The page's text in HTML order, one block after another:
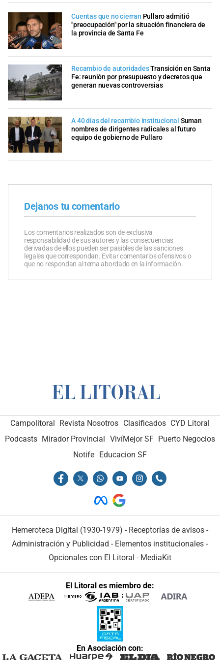
Cuentas que no cierran Pullaro admitió
"preocupación" por la situación financiera de
la provincia de Santa Fe
Recambio de autoridadesTransición en Santa
Fe: reunión por presupuesto y decretos que
generan nuevas controversias
A 40 días del recambio institucional Suman
nombres de dirigentes radicales al futuro
equipo de gobierno de Pullaro
Dejanos tu comentario
Los comentarios realizados son de exclusiva
responsabilidad de sus autores y las consecuencias
derivadas de ellos pueden ser pasibles de las sanciones
legales que correspondan. Evitar comentarios ofensivos o
que no respondan al tema abordado en la información.
Campolitoral Revista Nosotros Clasificados CYD Litoral
Podcasts Mirador Provincial VivíMejor SF Puerto Negocios
Notife Educacion SF
Hemeroteca Digital (1930-1979) - Receptorías de avisos -
Administración y Publicidad - Elementos institucionales -
Opcionales con El Litoral - MediaKit
El Litoral es miembro de:
En Asociación con: